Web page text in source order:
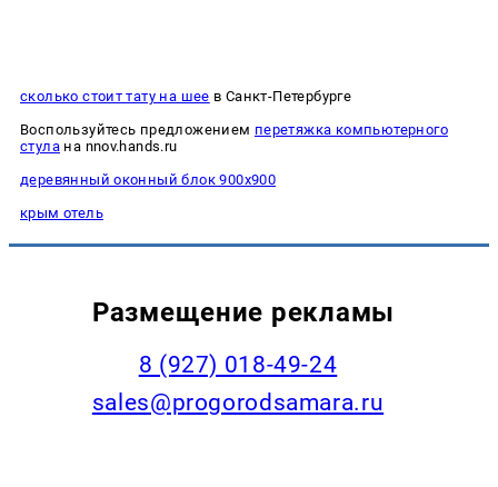
сколько стоит тату на шее в Санкт-Петербурге
Воспользуйтесь предложением перетяжка компьютерного
стулана nnov.hands.ru
деревянный оконный блок 900х900
крым отель
Размещение рекламы
8 (927) 018-49-24
sales@progorodsamara.ru